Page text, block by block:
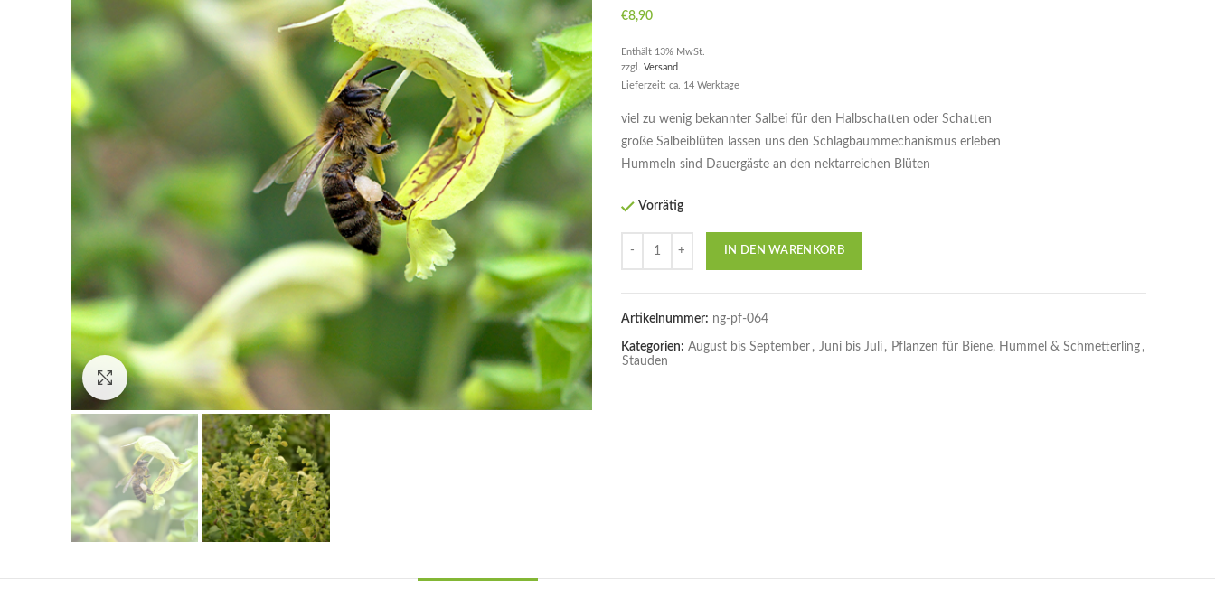
Click to enlarge
€8,90
Enthält 13% MwSt.
zzgl. Versand
Lieferzeit: ca. 14 Werktage
viel zu wenig bekannter Salbei für den Halbschatten oder Schatten
große Salbeiblüten lassen uns den Schlagbaummechanismus erleben
Hummeln sind Dauergäste an den nektarreichen Blüten
Vorrätig
IN DEN WARENKORB
Artikelnummer: ng-pf-064
Kategorien: August bis September , Juni bis Juli , Pflanzen für Biene, Hummel & Schmetterling ,
Stauden